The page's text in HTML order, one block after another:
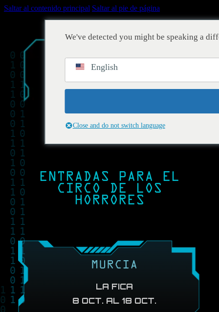
Saltar al contenido principal Saltar al pie de página
ENTRADAS PARA EL
CIRCO DE LOS
HORRORES
MURCIA
LA FICA
8 OCT. AL 18 OCT.
We've detected you might be speaking a
English
Close and do not switch language